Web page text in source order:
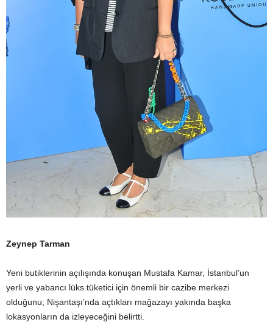
Zeynep Tarman
Yeni butiklerinin açılışında konuşan Mustafa Kamar, İstanbul’un
yerli ve yabancı lüks tüketici için önemli bir cazibe merkezi
olduğunu; Nişantaşı’nda açtıkları mağazayı yakında başka
lokasyonların da izleyeceğini belirtti.